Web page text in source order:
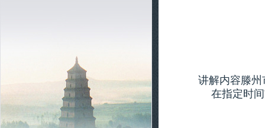
讲解内容滕
在指定时